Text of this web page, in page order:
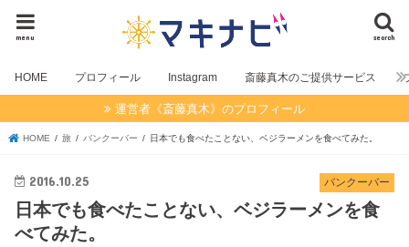
search
menu
HOME プロフィール Instagram 斎藤真木のご提供サービス
運営者《斎藤真木》のプロフィール
HOME 旅 バンクーバー 日本でも食べたことない、ベジラーメンを食べてみた。
バンクーバー
2016.10.25
日本でも食べたことない、ベジラーメンを食
べてみた。